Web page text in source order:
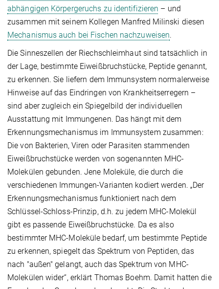
abhängigen Körpergeruchs zu identifizieren – und
zusammen mit seinem Kollegen Manfred Milinski diesen
Mechanismus auch bei Fischen nachzuweisen.
Die Sinneszellen der Riechschleimhaut sind tatsächlich in
der Lage, bestimmte Eiweißbruchstücke, Peptide genannt,
zu erkennen. Sie liefern dem Immunsystem normalerweise
Hinweise auf das Eindringen von Krankheitserregern –
sind aber zugleich ein Spiegelbild der individuellen
Ausstattung mit Immungenen. Das hängt mit dem
Erkennungsmechanismus im Immunsystem zusammen:
Die von Bakterien, Viren oder Parasiten stammenden
Eiweißbruchstücke werden von sogenannten MHC-
Molekülen gebunden. Jene Moleküle, die durch die
verschiedenen Immungen-Varianten kodiert werden. „Der
Erkennungsmechanismus funktioniert nach dem
Schlüssel-Schloss-Prinzip, d.h. zu jedem MHC-Molekül
gibt es passende Eiweißbruchstücke. Da es also
bestimmter MHC-Moleküle bedarf, um bestimmte Peptide
zu erkennen, spiegelt das Spektrum von Peptiden, das
nach "außen" gelangt, auch das Spektrum von MHC-
Molekülen wider“, erklärt Thomas Boehm. Damit hatten die